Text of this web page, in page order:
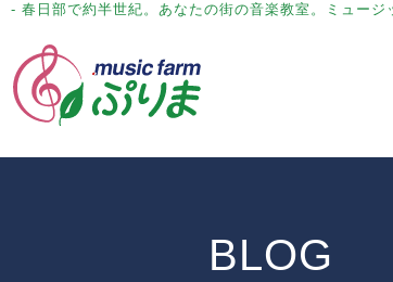
- 春日部で約半世紀。あなたの街の音楽教室。ミュージ
BLOG